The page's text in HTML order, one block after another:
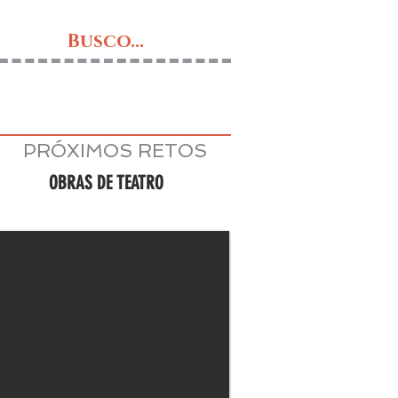
Busco...
PRÓXIMOS RETOS
OBRAS DE TEATRO